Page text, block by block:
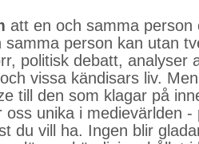
att en och samma person
samma person kan utan
politisk debatt, analyser
vissa kändisars liv.
till den som klagar på
oss unika i medievärlden -
du vill ha. Ingen blir